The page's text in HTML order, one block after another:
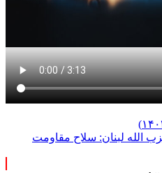
الله لبنان: سلاح مقاومت